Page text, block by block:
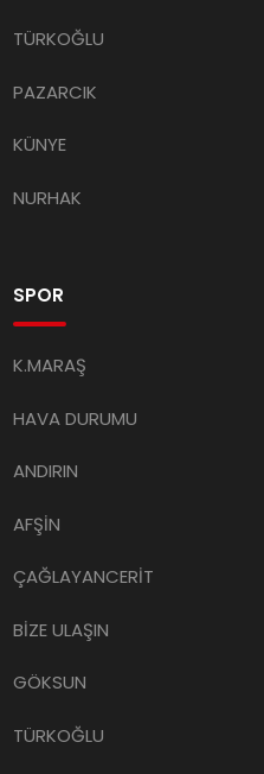
TÜRKOĞLU
PAZARCIK
KÜNYE
NURHAK
SPOR
K.MARAŞ
HAVA DURUMU
ANDIRIN
AFŞİN
ÇAĞLAYANCERİT
BİZE ULAŞIN
GÖKSUN
TÜRKOĞLU